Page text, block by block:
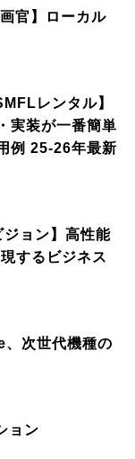
官】ローカル
レンタル】
実装が一番簡単
例 25-26年最新
ジョン】高性能
するビジネス
、次世代機種の
ョン